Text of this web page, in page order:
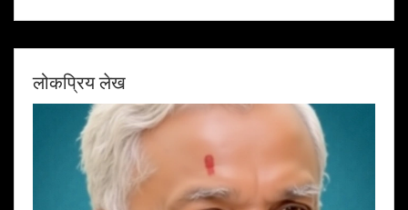
लोकप्रिय लेख